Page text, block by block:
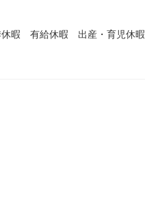
暇 有給休暇 出産・育児休暇